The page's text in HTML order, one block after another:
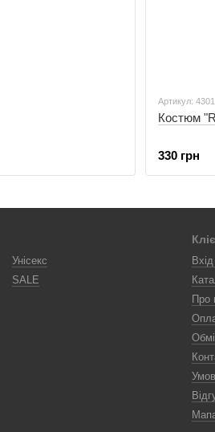
Артикул:
Костюм
330 грн
Унісекс
SALE
Про